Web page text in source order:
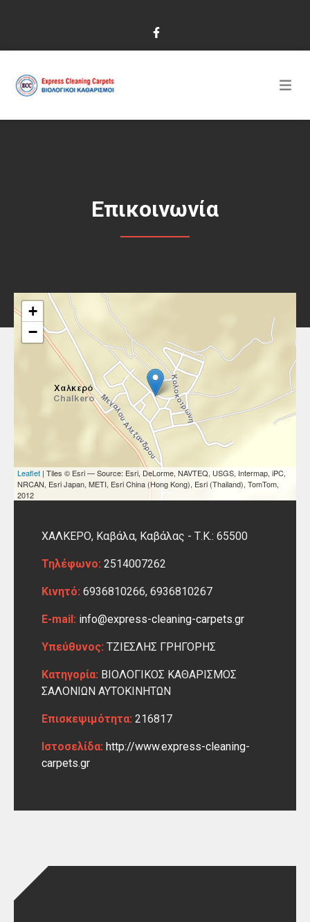
Επικοινωνία
ΧΑΛΚΕΡΟ, Καβάλα, Καβάλας - Τ.Κ.: 65500
Τηλέφωνο: 2514007262
Κινητό: 6936810266, 6936810267
E-mail: info@express-cleaning-carpets.gr
Υπεύθυνος: ΤΖΙΕΣΛΗΣ ΓΡΗΓΟΡΗΣ
Κατηγορία: ΒΙΟΛΟΓΙΚΟΣ ΚΑΘΑΡΙΣΜΟΣ
ΣΑΛΟΝΙΩΝ ΑΥΤΟΚΙΝΗΤΩΝ
Επισκεψιμότητα: 216817
Ιστοσελίδα: http://www.express-cleaning-
carpets.gr
+
−
Leaflet | Tiles © Esri — Source: Esri, DeLorme, NAVTEQ, USGS, Intermap, iPC,
NRCAN, Esri Japan, METI, Esri China (Hong Kong), Esri (Thailand), TomTom,
2012